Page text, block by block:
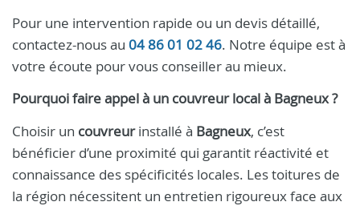
Pour une intervention rapide ou un devis détaillé,
contactez-nous au 04 86 01 02 46. Notre équipe est à
votre écoute pour vous conseiller au mieux.
Pourquoi faire appel à un couvreurlocal à Bagneux?
Choisir un couvreurinstallé à Bagneux, c’est
bénéficier d’une proximité qui garantit réactivité et
connaissance des spécificités locales. Les toitures de
la région nécessitent un entretien rigoureux face aux